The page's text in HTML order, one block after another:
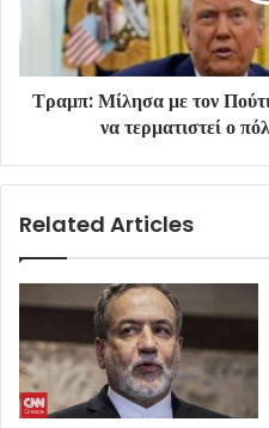
Τραμπ: Μίλησα με τον
να τερματιστεί ο
Related Articles